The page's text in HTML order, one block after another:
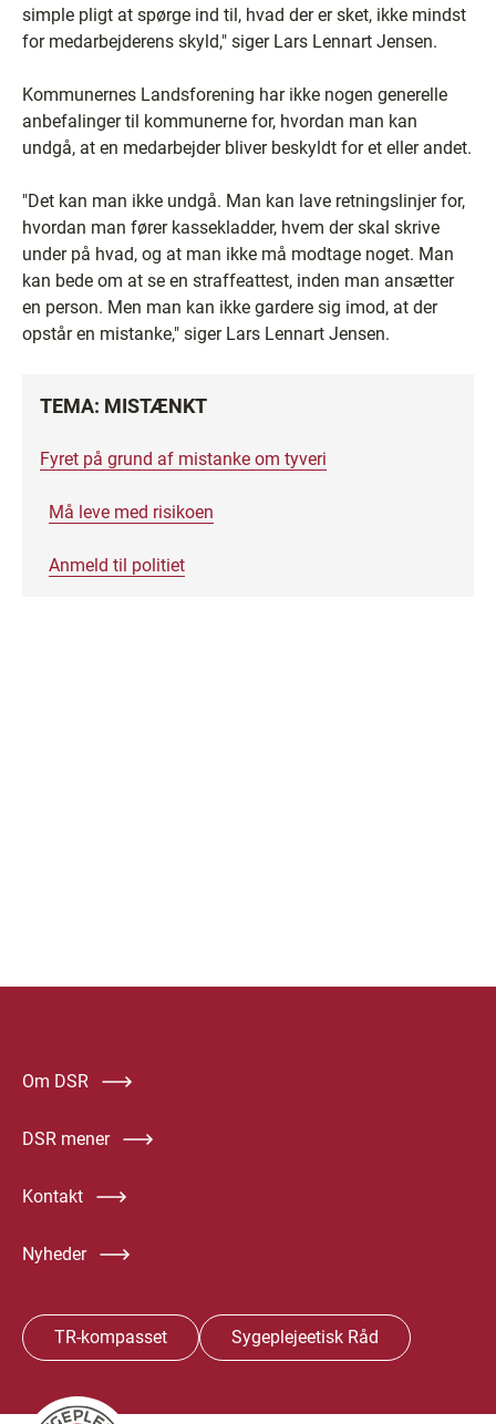
simple pligt at spørge ind til, hvad der er sket, ikke mindst
for medarbejderens skyld," siger Lars Lennart Jensen.
Kommunernes Landsforening har ikke nogen generelle
anbefalinger til kommunerne for, hvordan man kan
undgå, at en medarbejder bliver beskyldt for et eller andet.
"Det kan man ikke undgå. Man kan lave retningslinjer for,
hvordan man fører kassekladder, hvem der skal skrive
under på hvad, og at man ikke må modtage noget. Man
kan bede om at se en straffeattest, inden man ansætter
en person. Men man kan ikke gardere sig imod, at der
opstår en mistanke," siger Lars Lennart Jensen.
TEMA: MISTÆNKT
Fyret på grund af mistanke om tyveri
Må leve med risikoen
Anmeld til politiet
Om DSR
DSR mener
Kontakt
Nyheder
TR-kompasset Sygeplejeetisk Råd